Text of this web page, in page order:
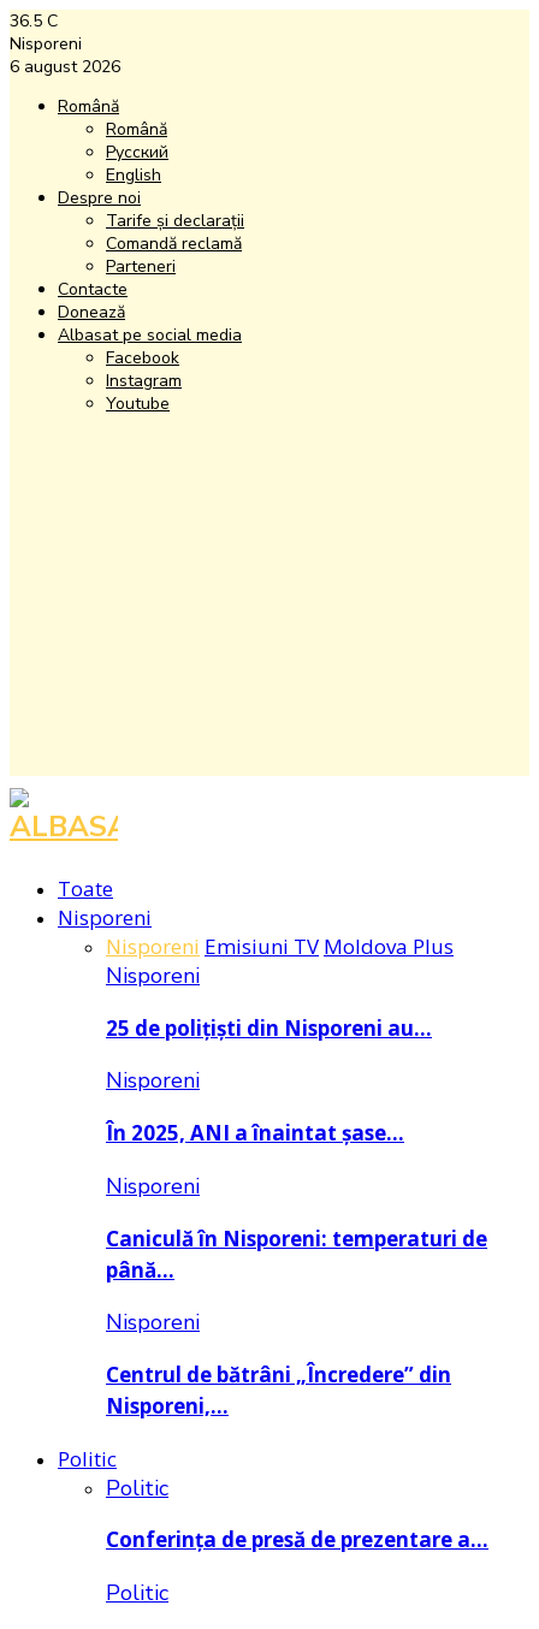
36.5 C
Nisporeni
6 august 2026
Română
Română
Русский
English
Despre noi
Tarife și declarații
Comandă reclamă
Parteneri
Contacte
Donează
Albasat pe social media
Facebook
Instagram
Youtube
Facebook
Instagram
Youtube
Toate
Nisporeni
Nisporeni Emisiuni TV Moldova Plus
Nisporeni
25 de polițiști din Nisporeni au…
Nisporeni
În 2025, ANI a înaintat șase…
Nisporeni
Caniculă în Nisporeni: temperaturi de
până…
Nisporeni
Centrul de bătrâni „Încredere” din
Nisporeni,…
Politic
Politic
Conferința de presă de prezentare a…
Politic